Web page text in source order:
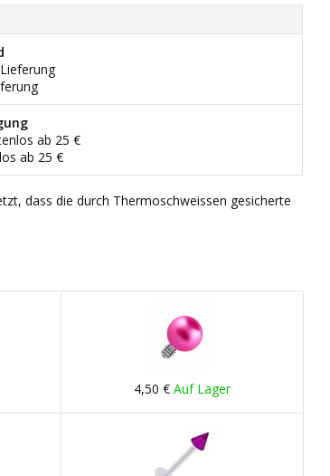
ab 25 €
ab 25 €
dass die durch Thermoschweissen gesicherte
4,50 € Auf Lager